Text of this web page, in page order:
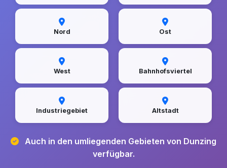
Nord Ost
West Bahnhofsviertel
Industriegebiet Altstadt
Auch in den umliegenden Gebieten von Dunzing
verfügbar.